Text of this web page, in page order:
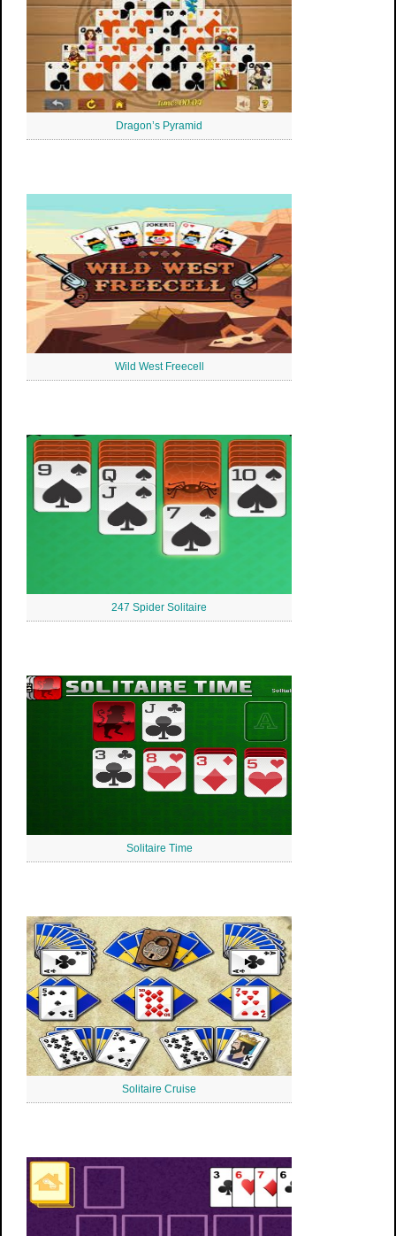
Dragon’s Pyramid
Wild West Freecell
247 Spider Solitaire
Solitaire Time
Solitaire Cruise